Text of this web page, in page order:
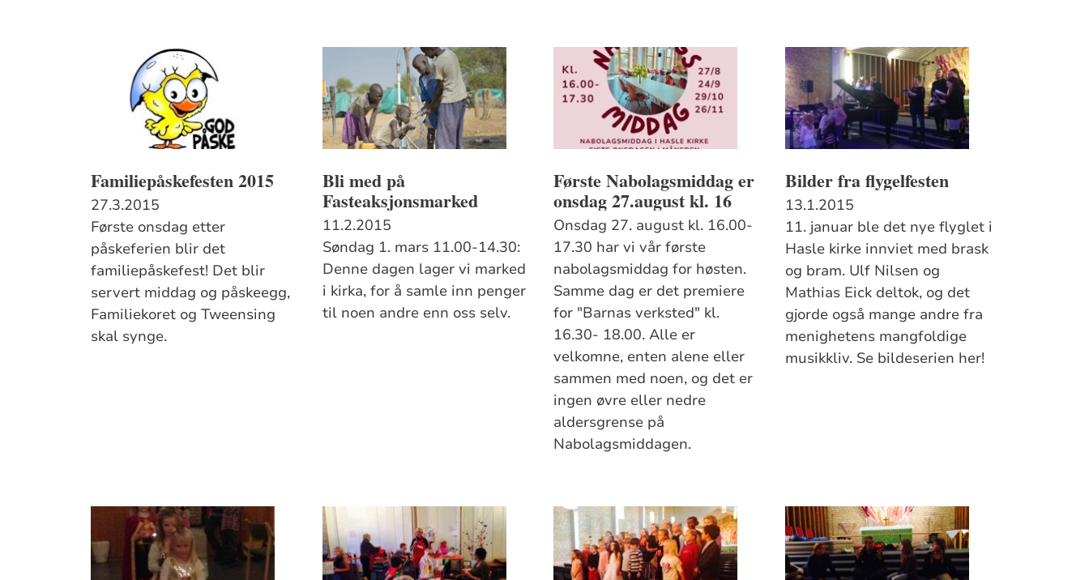
Familiepåskefesten 2015
27.3.2015
Første onsdag etter
påskeferien blir det
familiepåskefest! Det blir
servert middag og påskeegg,
Familiekoret og Tweensing
skal synge.
Bli med på
Fasteaksjonsmarked
11.2.2015
Søndag 1. mars 11.00-14.30:
Denne dagen lager vi marked
i kirka, for å samle inn penger
til noen andre enn oss selv.
Første Nabolagsmiddag er
onsdag 27.august kl. 16
Onsdag 27. august kl. 16.00-
17.30 har vi vår første
nabolagsmiddag for høsten.
Samme dag er det premiere
for "Barnas verksted" kl.
16.30- 18.00. Alle er
velkomne, enten alene eller
sammen med noen, og det er
ingen øvre eller nedre
aldersgrense på
Nabolagsmiddagen.
Bilder fra flygelfesten
13.1.2015
11. januar ble det nye flyglet i
Hasle kirke innviet med brask
og bram. Ulf Nilsen og
Mathias Eick deltok, og det
gjorde også mange andre fra
menighetens mangfoldige
musikkliv. Se bildeserien her!